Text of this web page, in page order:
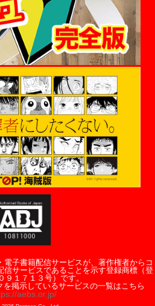
電子書籍配信サービスが、著作権者からコ
信サービスであることを示す登録商標（登
９１７１３号）です。
掲示しているサービスの一覧はこちら
aebs.or.jp/